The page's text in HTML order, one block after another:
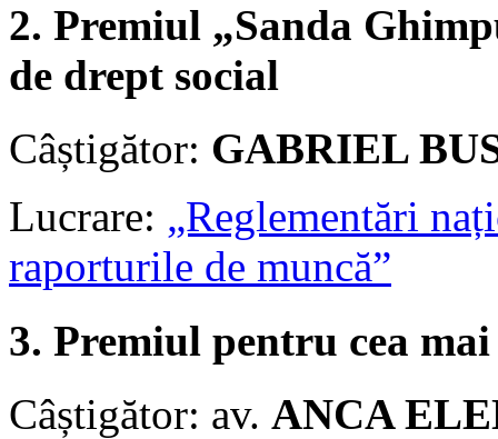
2. Premiul „Sanda
de drept social
Câștigător: GABRIEL
Lucrare: „Reglementări
raporturile de muncă”
3. Premiul pentru cea
Câștigător: av. ANCA